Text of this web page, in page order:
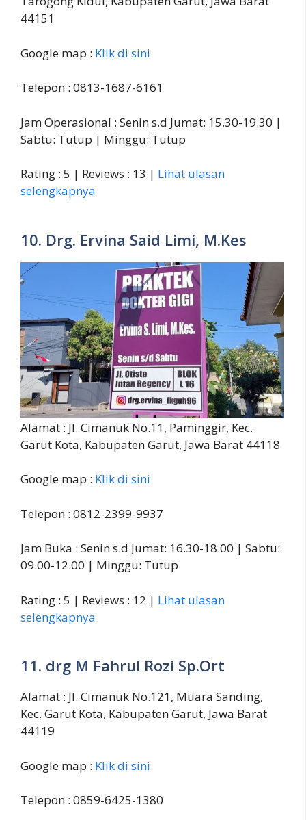
44151
Google map : Klik di sini
Telepon : 0813-1687-6161
Jam Operasional : Senin s.d Jumat: 15.30-19.30 |
Sabtu: Tutup | Minggu: Tutup
Rating : 5 | Reviews : 13 | Lihat ulasan
selengkapnya
10. Drg. Ervina Said Limi, M.Kes
Alamat : Jl. Cimanuk No.11, Paminggir, Kec.
Garut Kota, Kabupaten Garut, Jawa Barat 44118
Google map : Klik di sini
Telepon : 0812-2399-9937
Jam Buka : Senin s.d Jumat: 16.30-18.00 | Sabtu:
09.00-12.00 | Minggu: Tutup
Rating : 5 | Reviews : 12 | Lihat ulasan
selengkapnya
11. drg M Fahrul Rozi Sp.Ort
Alamat : Jl. Cimanuk No.121, Muara Sanding,
Kec. Garut Kota, Kabupaten Garut, Jawa Barat
44119
Google map : Klik di sini
Telepon : 0859-6425-1380